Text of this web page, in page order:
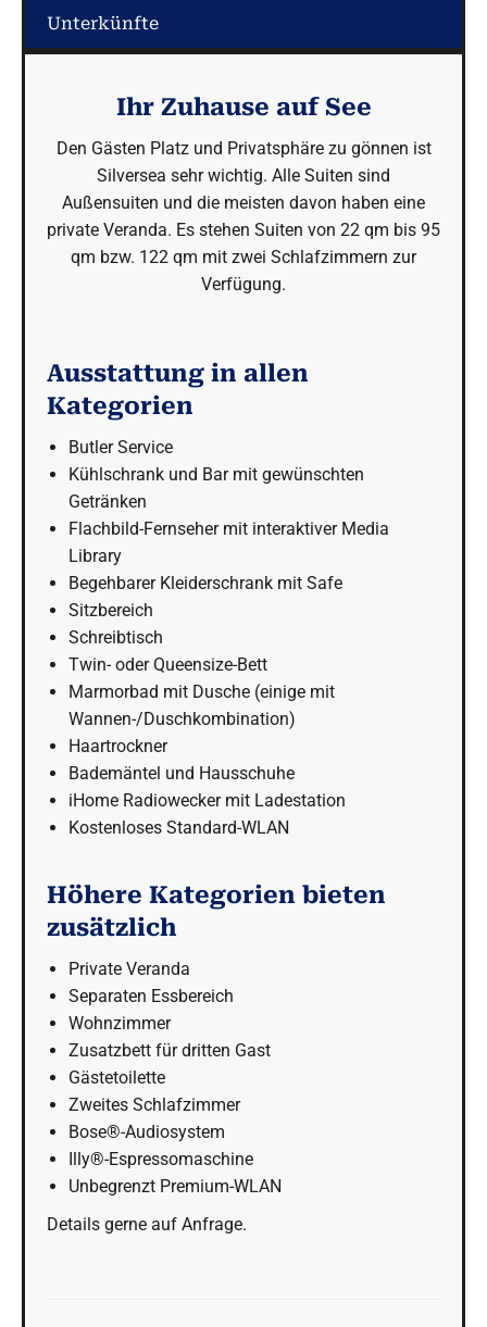
Unterkünfte
Ihr Zuhause auf See
Den Gästen Platz und Privatsphäre zu gönnen ist
Silversea sehr wichtig. Alle Suiten sind
Außensuiten und die meisten davon haben eine
private Veranda. Es stehen Suiten von 22 qm bis 95
qm bzw. 122 qm mit zwei Schlafzimmern zur
Verfügung.
Ausstattung in allen
Kategorien
Butler Service
Kühlschrank und Bar mit gewünschten
Getränken
Flachbild-Fernseher mit interaktiver Media
Library
Begehbarer Kleiderschrank mit Safe
Sitzbereich
Schreibtisch
Twin- oder Queensize-Bett
Marmorbad mit Dusche (einige mit
Wannen-/Duschkombination)
Haartrockner
Bademäntel und Hausschuhe
iHome Radiowecker mit Ladestation
Kostenloses Standard-WLAN
Höhere Kategorien bieten
zusätzlich
Private Veranda
Separaten Essbereich
Wohnzimmer
Zusatzbett für dritten Gast
Gästetoilette
Zweites Schlafzimmer
Bose®-Audiosystem
Illy®-Espressomaschine
Unbegrenzt Premium-WLAN
Details gerne auf Anfrage.